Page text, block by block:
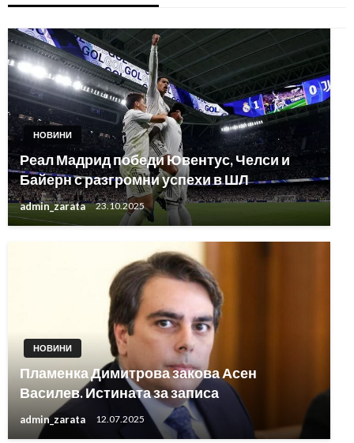
НОВИНИ
Реал Мадрид победи Ювентус, Челси и
Байерн с разгромни успехи в ШЛ
admin_zarata 23.10.2025
НОВИНИ
Пламенка Димитрова закова Асен
Василев. Истината за записа
admin_zarata 12.07.2025